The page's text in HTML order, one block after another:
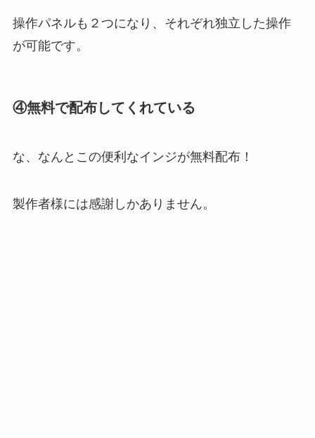
操作パネルも２つになり、それぞれ独立した操作
が可能です。
④無料で配布してくれている
な、なんとこの便利なインジが無料配布！
製作者様には感謝しかありません。